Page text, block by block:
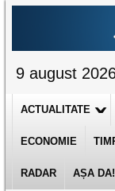
9 august
ACTUALITATE
ECONOMIE
RADAR AȘA